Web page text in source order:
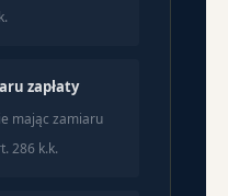
zapłaty
mając zamiaru
286 k.k.